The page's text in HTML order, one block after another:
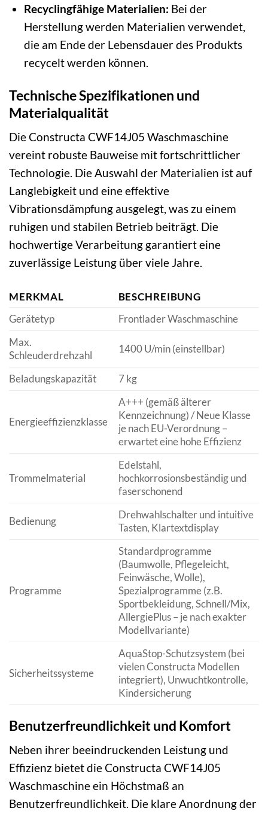
Recyclingfähige Materialien: Bei der
Herstellung werden Materialien verwendet,
die am Ende der Lebensdauer des Produkts
recycelt werden können.
Technische Spezifikationen und
Materialqualität
Die Constructa CWF14J05 Waschmaschine
vereint robuste Bauweise mit fortschrittlicher
Technologie. Die Auswahl der Materialien ist auf
Langlebigkeit und eine effektive
Vibrationsdämpfung ausgelegt, was zu einem
ruhigen und stabilen Betrieb beiträgt. Die
hochwertige Verarbeitung garantiert eine
zuverlässige Leistung über viele Jahre.
MERKMAL
BESCHREIBUNG
Gerätetyp
Frontlader Waschmaschine
Max.
Schleuderdrehzahl
1400 U/min (einstellbar)
Beladungskapazität 7 kg
Energieeffizienzklasse
A+++ (gemäß älterer
Kennzeichnung) / Neue Klasse
je nach EU-Verordnung –
erwartet eine hohe Effizienz
Trommelmaterial
Edelstahl,
hochkorrosionsbeständig und
faserschonend
Bedienung
Drehwahlschalter und intuitive
Tasten, Klartextdisplay
Programme
Standardprogramme
(Baumwolle, Pflegeleicht,
Feinwäsche, Wolle),
Spezialprogramme (z.B.
Sportbekleidung, Schnell/Mix,
AllergiePlus – je nach exakter
Modellvariante)
Sicherheitssysteme
AquaStop-Schutzsystem (bei
vielen Constructa Modellen
integriert), Unwuchtkontrolle,
Kindersicherung
Benutzerfreundlichkeit und Komfort
Neben ihrer beeindruckenden Leistung und
Effizienz bietet die Constructa CWF14J05
Waschmaschine ein Höchstmaß an
Benutzerfreundlichkeit. Die klare Anordnung der